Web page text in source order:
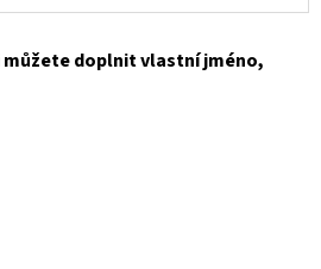
můžete doplnit vlastní jméno,